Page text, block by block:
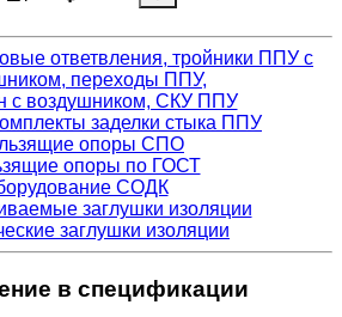
ответвления, тройники ППУ с
переходы ППУ,
с воздушником, СКУ ППУ
заделки стыка ППУ
опоры СПО
опоры по ГОСТ
СОДК
заглушки изоляции
заглушки изоляции
в спецификации